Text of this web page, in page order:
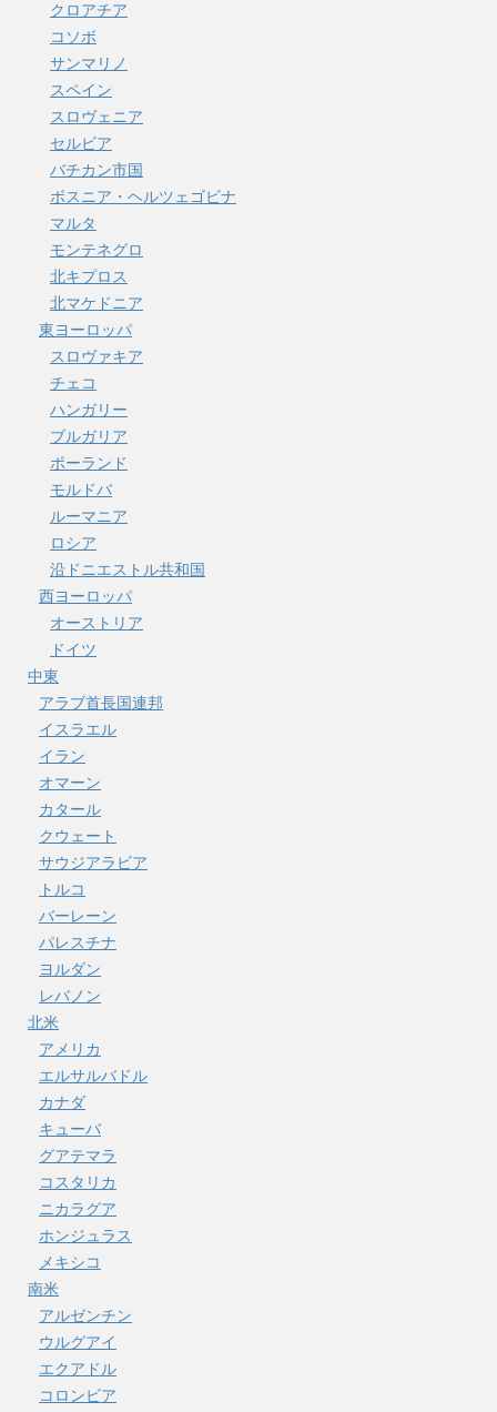
クロアチア
コソボ
サンマリノ
スペイン
スロヴェニア
セルビア
バチカン市国
ボスニア・ヘルツェゴビナ
マルタ
モンテネグロ
北キプロス
北マケドニア
東ヨーロッパ
スロヴァキア
チェコ
ハンガリー
ブルガリア
ポーランド
モルドバ
ルーマニア
ロシア
沿ドニエストル共和国
西ヨーロッパ
オーストリア
ドイツ
中東
アラブ首長国連邦
イスラエル
イラン
オマーン
カタール
クウェート
サウジアラビア
トルコ
バーレーン
パレスチナ
ヨルダン
レバノン
北米
アメリカ
エルサルバドル
カナダ
キューバ
グアテマラ
コスタリカ
ニカラグア
ホンジュラス
メキシコ
南米
アルゼンチン
ウルグアイ
エクアドル
コロンビア